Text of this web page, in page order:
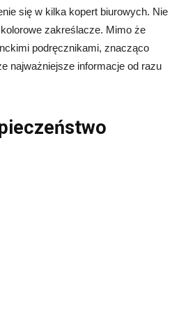
się w kilka kopert biurowych. Nie
zakreślacze. Mimo że
podręcznikami, znacząco
najważniejsze informacje od razu